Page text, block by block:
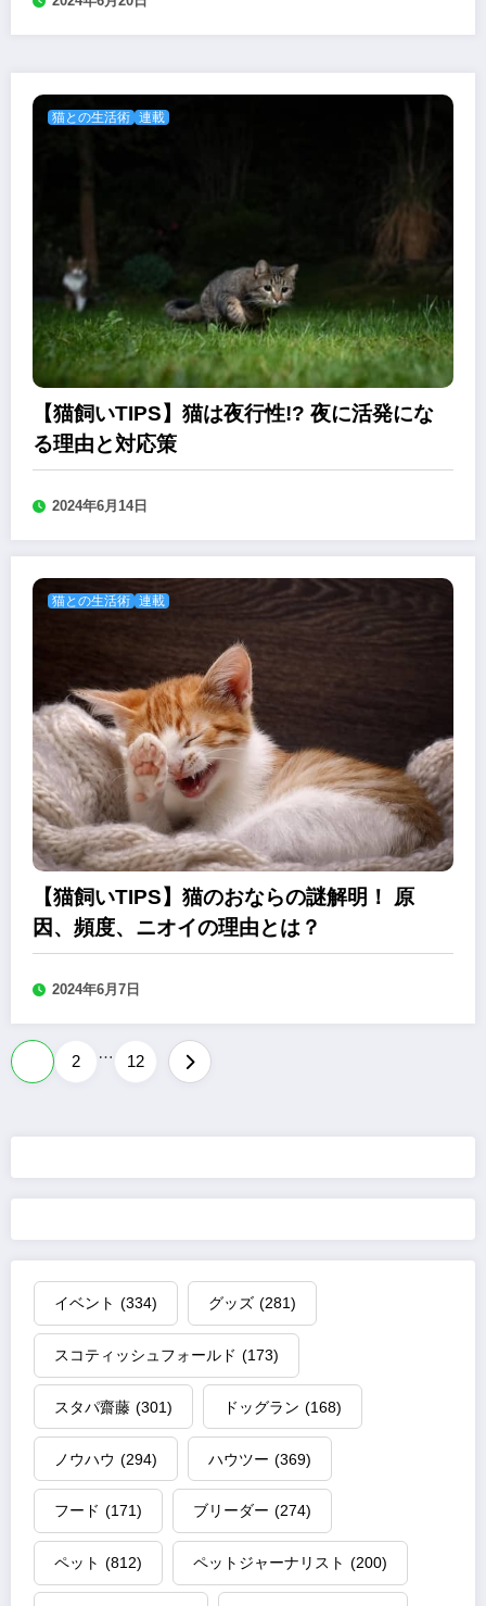
猫との生活術 連載
【猫飼いTIPS】猫は夜行性!? 夜に活発にな
る理由と対応策
2024年6月14日
猫との生活術 連載
【猫飼いTIPS】猫のおならの謎解明！ 原
因、頻度、ニオイの理由とは？
2024年6月7日
投
ペ
ー
ジ
送
り
2 … 12
イベント (334) グッズ (281)
スコティッシュフォールド (173)
スタパ齋藤 (301) ドッグラン (168)
ノウハウ (294) ハウツー (369)
フード (171) ブリーダー (274)
ペット (812) ペットジャーナリスト (200)